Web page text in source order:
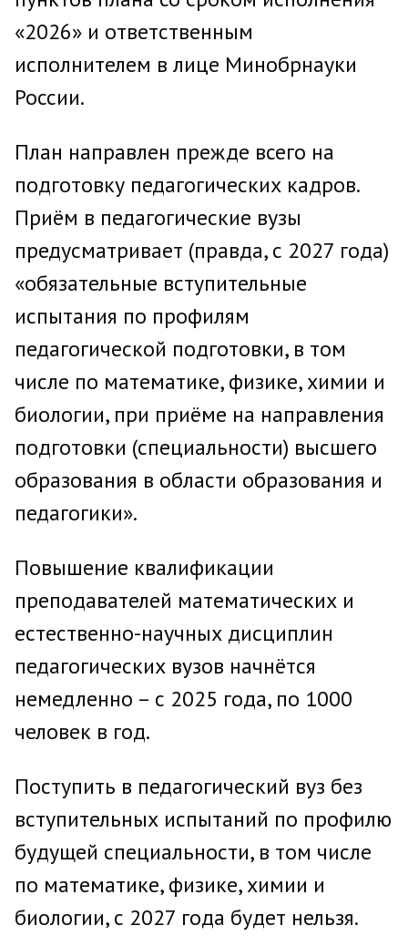
«2026» и ответственным
исполнителем в лице Минобрнауки
России.
План направлен прежде всего на
подготовку педагогических кадров.
Приём в педагогические вузы
предусматривает (правда, с 2027 года)
«обязательные вступительные
испытания по профилям
педагогической подготовки, в том
числе по математике, физике, химии и
биологии, при приёме на направления
подготовки (специальности) высшего
образования в области образования и
педагогики».
Повышение квалификации
преподавателей математических и
естественно-научных дисциплин
педагогических вузов начнётся
немедленно – с 2025 года, по 1000
человек в год.
Поступить в педагогический вуз без
вступительных испытаний по профилю
будущей специальности, в том числе
по математике, физике, химии и
биологии, с 2027 года будет нельзя.